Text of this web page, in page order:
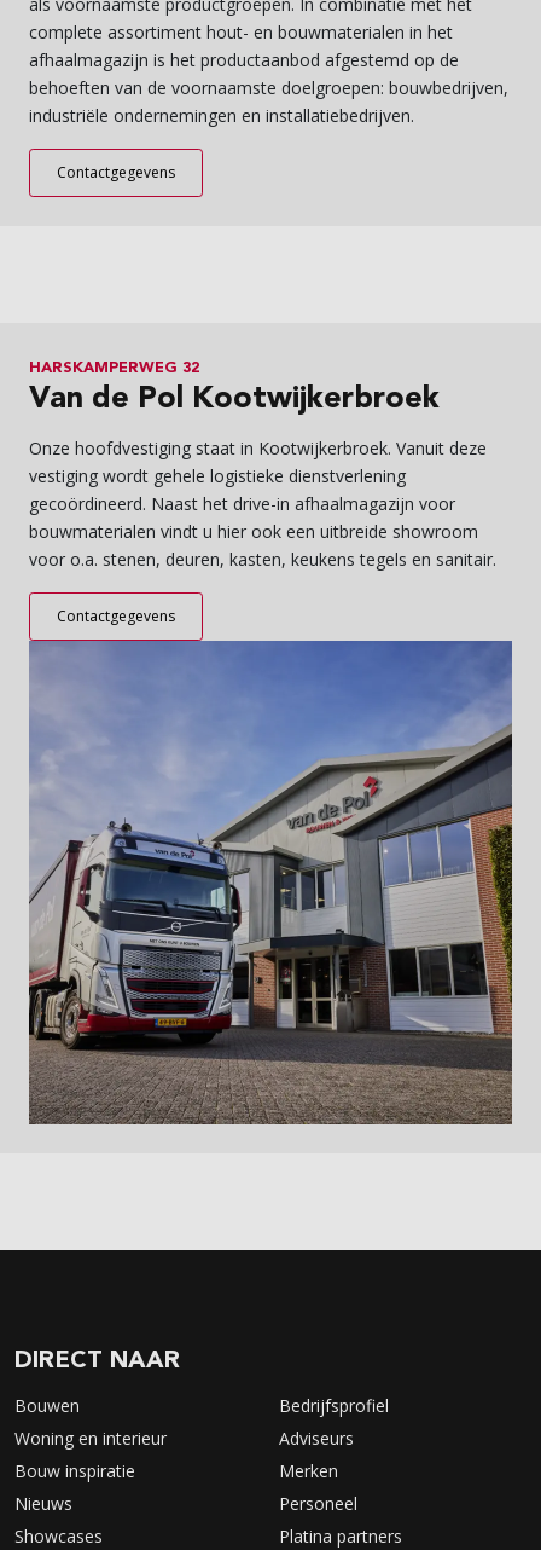
als voornaamste productgroepen. In combinatie met het
complete assortiment hout- en bouwmaterialen in het
afhaalmagazijn is het productaanbod afgestemd op de
behoeften van de voornaamste doelgroepen: bouwbedrijven,
industriële ondernemingen en installatiebedrijven.
Contactgegevens
HARSKAMPERWEG 32
Van de Pol Kootwijkerbroek
Onze hoofdvestiging staat in Kootwijkerbroek. Vanuit deze
vestiging wordt gehele logistieke dienstverlening
gecoördineerd. Naast het drive-in afhaalmagazijn voor
bouwmaterialen vindt u hier ook een uitbreide showroom
voor o.a. stenen, deuren, kasten, keukens tegels en sanitair.
Contactgegevens
DIRECT NAAR
Bouwen
Woning en interieur
Bouw inspiratie
Nieuws
Showcases
Bedrijfsprofiel
Adviseurs
Merken
Personeel
Platina partners